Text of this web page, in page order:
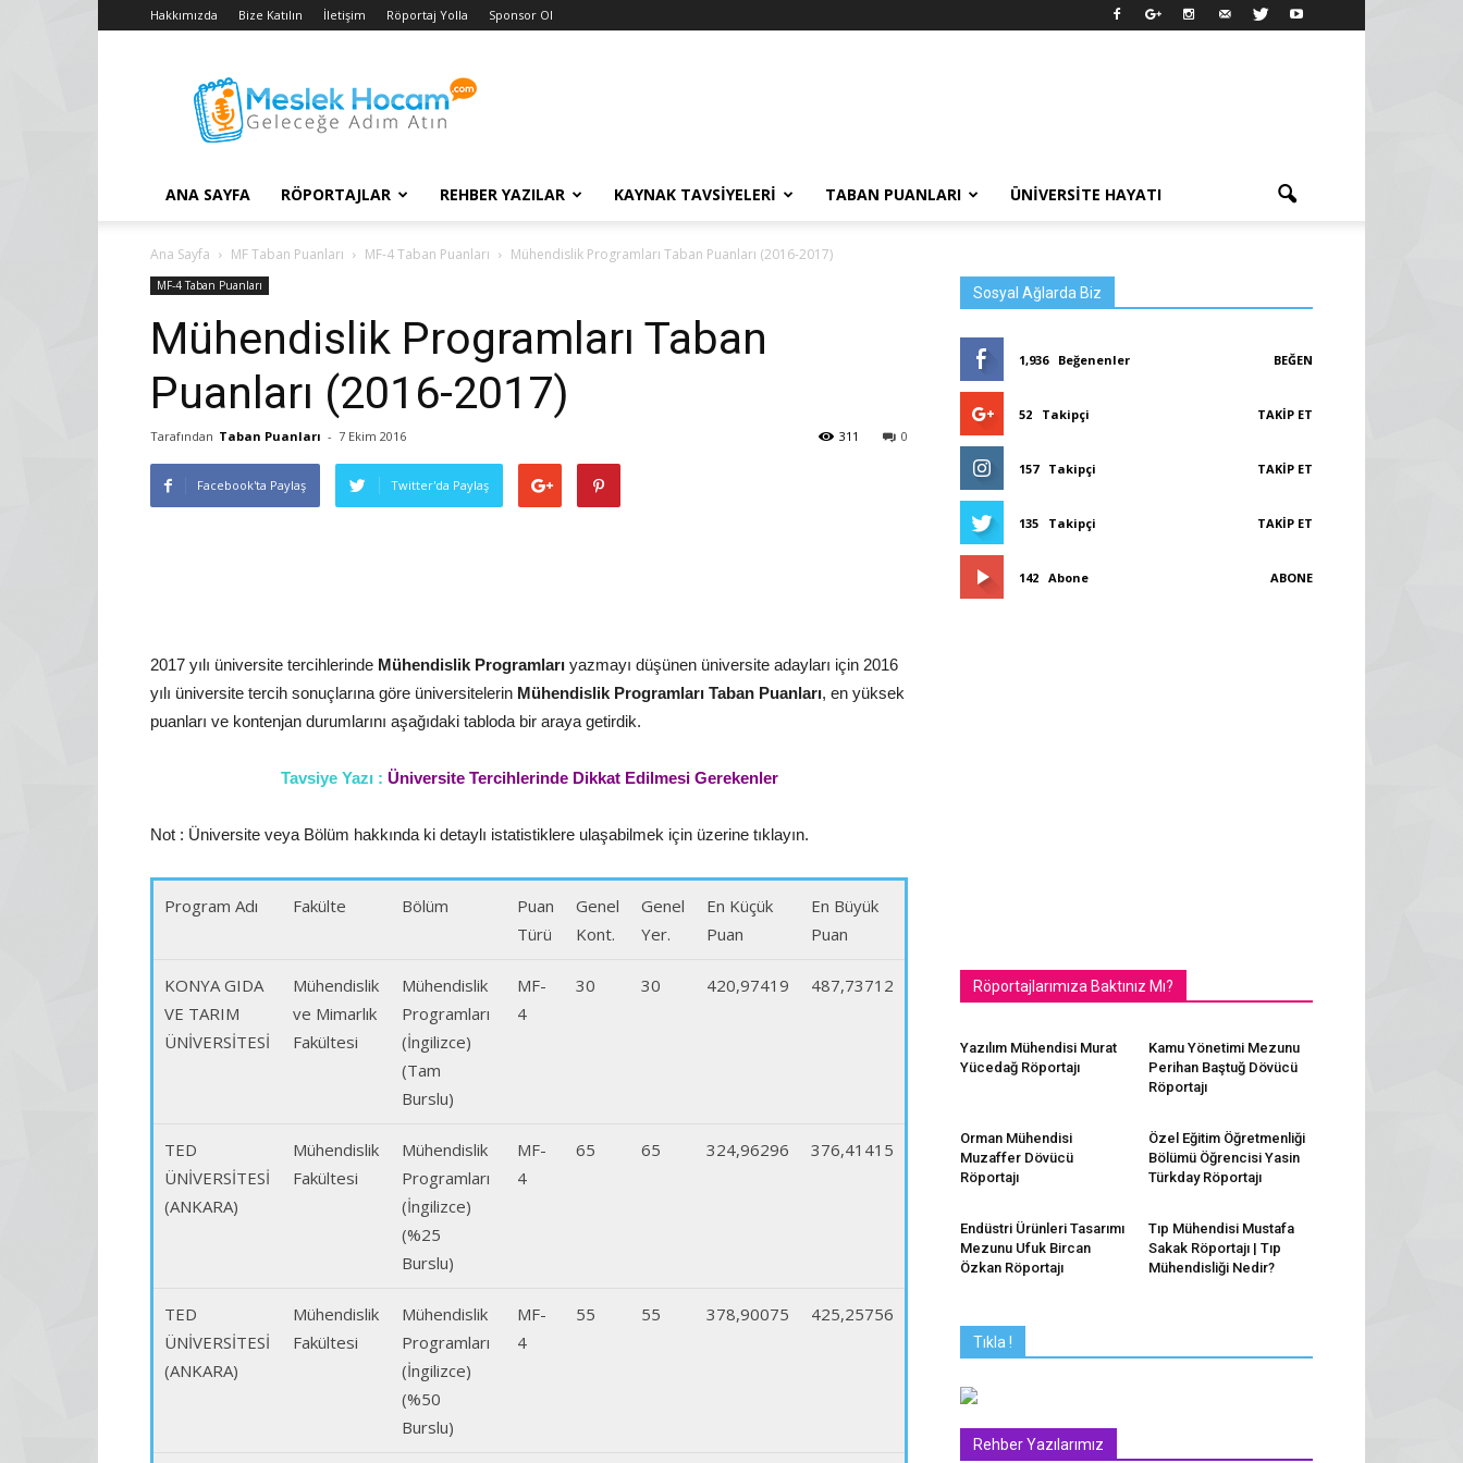
Hakkımızda Bize Katılın İletişim Röportaj Yolla Sponsor Ol
Puanları
–
2018
–
Konuları
ANA SAYFA RÖPORTAJLAR REHBER YAZILAR KAYNAK TAVSIYELERI TABAN PUANLARI ÜNIVERSITE HAYATI
Ana Sayfa MF Taban Puanları MF-4 Taban Puanları Mühendislik Programları Taban Puanları (2016-2017)
MF-4 Taban Puanları
Mühendislik Programları Taban
Puanları (2016-2017)
Tarafından Taban Puanları - 7 Ekim 2016 0
311
Facebook'ta Paylaş Twitter'da Paylaş
2017 yılı üniversite tercihlerinde Mühendislik Programları yazmayı düşünen üniversite adayları için 2016
yılı üniversite tercih sonuçlarına göre üniversitelerin Mühendislik Programları Taban Puanları, en yüksek
puanları ve kontenjan durumlarını aşağıdaki tabloda bir araya getirdik.
Tavsiye Yazı : Üniversite Tercihlerinde Dikkat Edilmesi Gerekenler
Not : Üniversite veya Bölüm hakkında ki detaylı istatistiklere ulaşabilmek için üzerine tıklayın.
Program Adı Fakülte Bölüm
Puan
Türü
Genel
Kont.
Genel
Yer.
En Küçük
Puan
En Büyük
Puan
KONYA GIDA
VE TARIM
ÜNİVERSİTESİ
Mühendislik
ve Mimarlık
Fakültesi
Mühendislik
Programları
(İngilizce)
(Tam
Burslu)
MF-
4
30 30 420,97419 487,73712
TED
ÜNİVERSİTESİ
(ANKARA)
Mühendislik
Fakültesi
Mühendislik
Programları
(İngilizce)
(%25
Burslu)
MF-
4
65 65 324,96296 376,41415
TED
ÜNİVERSİTESİ
(ANKARA)
Mühendislik
Fakültesi
Mühendislik
Programları
(İngilizce)
(%50
Burslu)
MF-
4
55 55 378,90075 425,25756
Sosyal Ağlarda Biz
1,936 Beğenenler BEĞEN
52 Takipçi TAKIP ET
157 Takipçi TAKIP ET
135 Takipçi TAKIP ET
142 Abone ABONE
Röportajlarımıza Baktınız Mı?
Yazılım Mühendisi Murat
Yücedağ Röportajı
Kamu Yönetimi Mezunu
Perihan Baştuğ Dövücü
Röportajı
Orman Mühendisi
Muzaffer Dövücü
Röportajı
Özel Eğitim Öğretmenliği
Bölümü Öğrencisi Yasin
Türkday Röportajı
Endüstri Ürünleri Tasarımı
Mezunu Ufuk Bircan
Özkan Röportajı
Tıp Mühendisi Mustafa
Sakak Röportajı | Tıp
Mühendisliği Nedir?
Tıkla !
Rehber Yazılarımız